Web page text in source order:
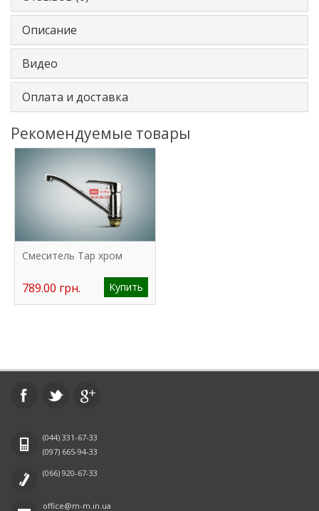
Описание
Видео
Оплата и доставка
Рекомендуемые товары
Смеситель Tap хром
789.00 грн. Купить
(044) 331-67-33
(097) 665-94-33
(066) 920-67-33
office@m-m.in.ua